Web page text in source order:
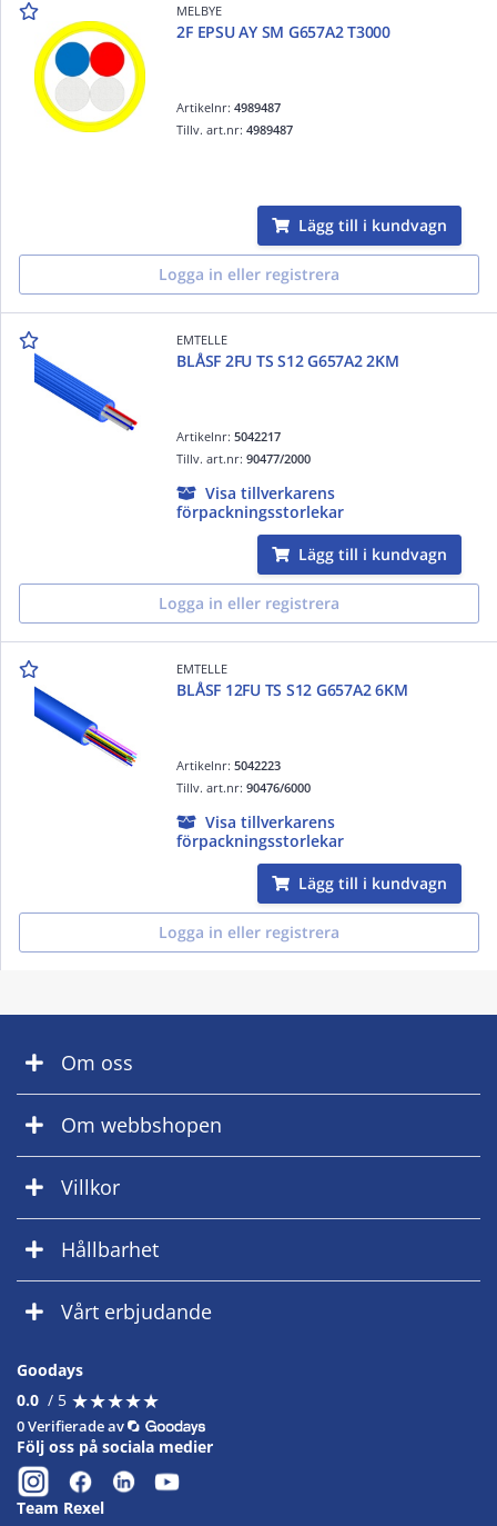
MELBYE
2F EPSU AY SM G657A2 T3000
Artikelnr:4989487
Tillv. art.nr:4989487
Lägg till i kundvagn
Logga in eller registrera
EMTELLE
BLÅSF 2FU TS S12 G657A2 2KM
Artikelnr:5042217
Tillv. art.nr:90477/2000
Visa tillverkarens
förpackningsstorlekar
Lägg till i kundvagn
Logga in eller registrera
EMTELLE
BLÅSF 12FU TS S12 G657A2 6KM
Artikelnr:5042223
Tillv. art.nr:90476/6000
Visa tillverkarens
förpackningsstorlekar
Lägg till i kundvagn
Logga in eller registrera
Om oss
Om webbshopen
Villkor
Hållbarhet
Vårt erbjudande
Goodays
0.0 / 5 ★★★★★
★★★★★
0 Verifierade av
Följ oss på sociala medier
Team Rexel